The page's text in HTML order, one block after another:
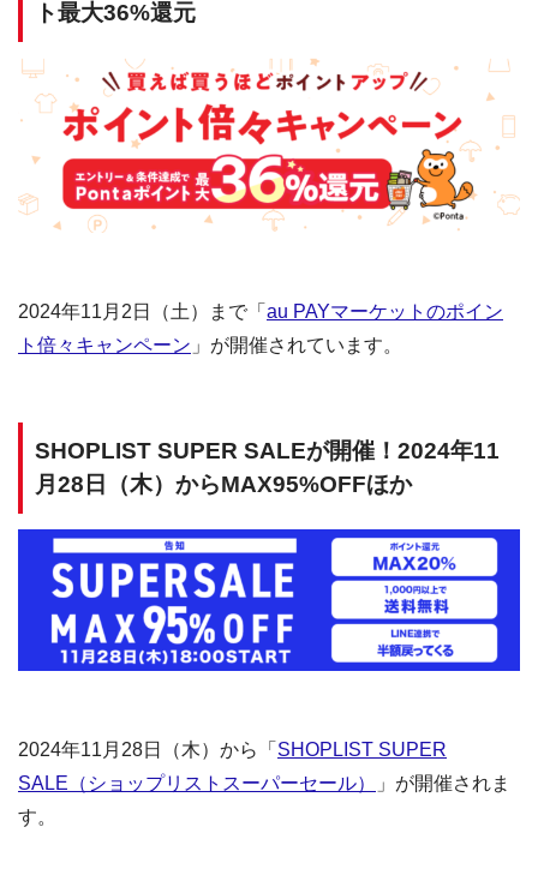
ト最大36%還元
2024年11月2日（土）まで「 au PAYマーケットのポイン
ト倍々キャンペーン 」が開催されています。
SHOPLIST SUPER SALEが開催！2024年11
月28日（木）からMAX95%OFFほか
2024年11月28日（木）から「 SHOPLIST SUPER
SALE（ショップリストスーパーセール）
」が開催されま
す。